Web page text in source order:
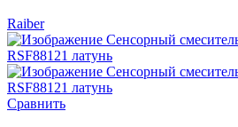
Raiber
Сравнить